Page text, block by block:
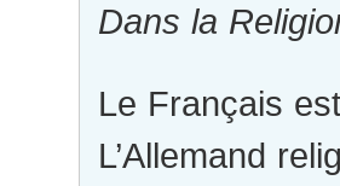
Dans la
Le Français
L’Allemand